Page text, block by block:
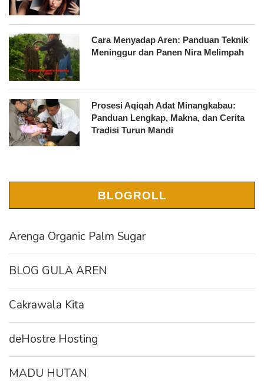
Cara Menyadap Aren: Panduan Teknik
Meninggur dan Panen Nira Melimpah
Prosesi Aqiqah Adat Minangkabau:
Panduan Lengkap, Makna, dan Cerita
Tradisi Turun Mandi
BLOGROLL
Arenga Organic Palm Sugar
BLOG GULA AREN
Cakrawala Kita
deHostre Hosting
MADU HUTAN